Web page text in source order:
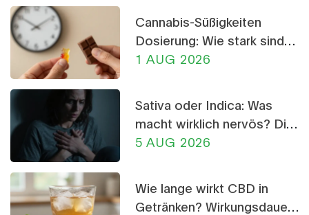
Cannabis-Süßigkeiten
Dosierung: Wie stark sind
THC-Gummis und
1 AUG 2026
Sativa oder Indica: Was
macht wirklich nervös? Die
Wahrheit über CBD-
5 AUG 2026
Wie lange wirkt CBD in
Getränken? Wirkungsdauer,